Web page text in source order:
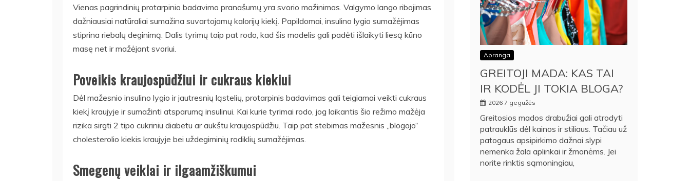
Vienas pagrindinių protarpinio badavimo pranašumų yra svorio mažinimas. Valgymo lango ribojimas
dažniausiai natūraliai sumažina suvartojamų kalorijų kiekį. Papildomai, insulino lygio sumažėjimas
stiprina riebalų deginimą. Dalis tyrimų taip pat rodo, kad šis modelis gali padėti išlaikyti liesą kūno
masę net ir mažėjant svoriui.
Poveikis kraujospūdžiui ir cukraus kiekiui
Dėl mažesnio insulino lygio ir jautresnių ląstelių, protarpinis badavimas gali teigiamai veikti cukraus
kiekį kraujyje ir sumažinti atsparumą insulinui. Kai kurie tyrimai rodo, jog laikantis šio režimo mažėja
rizika sirgti 2 tipo cukriniu diabetu ar aukštu kraujospūdžiu. Taip pat stebimas mažesnis „blogojo“
cholesterolio kiekis kraujyje bei uždegiminių rodiklių sumažėjimas.
Smegenų veiklai ir ilgaamžiškumui
Apranga
GREITOJI MADA: KAS TAI
IR KODĖL JI TOKIA BLOGA?
2026 7 gegužės
Greitosios mados drabužiai gali atrodyti
patrauklūs dėl kainos ir stiliaus. Tačiau už
patogaus apsipirkimo dažnai slypi
nemenka žala aplinkai ir žmonėms. Jei
norite rinktis sąmoningiau,